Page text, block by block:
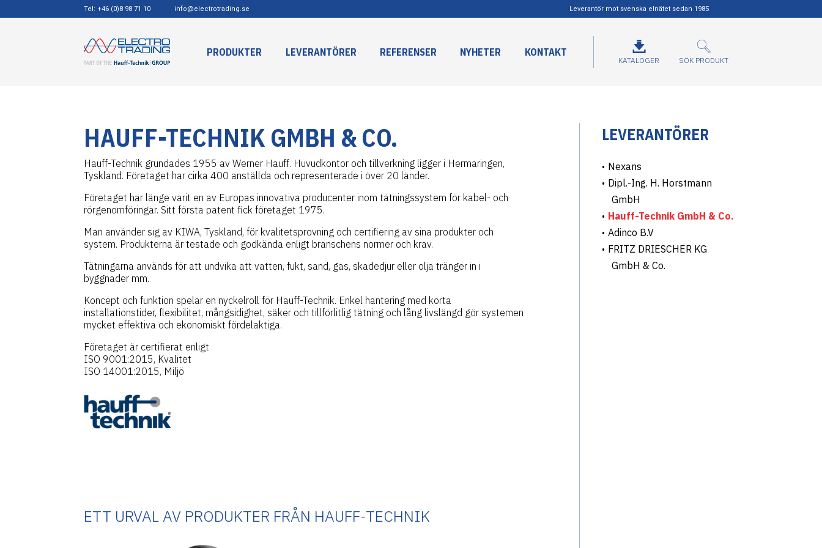
Tel: +46 (0)8 98 71 10 info@electrotrading.se Leverantör mot svenska elnätet sedan 1985
PRODUKTER LEVERANTÖRER REFERENSER NYHETER KONTAKT
KATALOGER SÖK PRODUKT
HAUFF-TECHNIK GMBH & CO.
Hauff-Technik grundades 1955 av Werner Hauff. Huvudkontor och tillverkning ligger i Hermaringen,
Tyskland. Företaget har cirka 400 anställda och representerade i över 20 länder.
Företaget har länge varit en av Europas innovativa producenter inom tätningssystem för kabel- och
rörgenomföringar. Sitt första patent fick företaget 1975.
Man använder sig av KIWA, Tyskland, för kvalitetsprovning och certifiering av sina produkter och
system. Produkterna är testade och godkända enligt branschens normer och krav.
Tätningarna används för att undvika att vatten, fukt, sand, gas, skadedjur eller olja tränger in i
byggnader mm.
Koncept och funktion spelar en nyckelroll för Hauff-Technik. Enkel hantering med korta
installationstider, flexibilitet, mångsidighet, säker och tillförlitlig tätning och lång livslängd gör systemen
mycket effektiva och ekonomiskt fördelaktiga.
Företaget är certifierat enligt
ISO 9001:2015, Kvalitet
ISO 14001:2015, Miljö
ETT URVAL AV PRODUKTER FRÅN HAUFF-TECHNIK
LEVERANTÖRER
Nexans
Dipl.-Ing. H. Horstmann
GmbH
Hauff-Technik GmbH & Co.
Adinco B.V
FRITZ DRIESCHER KG
GmbH & Co.